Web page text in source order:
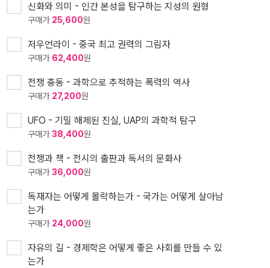
신화와 의미 - 인간 본성을 탐구하는 지성의 원형
구매가 25,600원
저우언라이 - 중국 최고 권력의 그림자
구매가 62,400원
전쟁 충동 - 과학으로 추적하는 폭력의 역사
구매가 27,200원
UFO - 기밀 해제된 진실, UAP의 과학적 탐구
구매가38,400원
전쟁과 책 - 전시의 출판과 독서의 문화사
구매가36,000원
독재자는 어떻게 몰락하는가 - 국가는 어떻게 살아남
는가
구매가 24,000원
자유의 길 - 경제학은 어떻게 좋은 사회를 만들 수 있
는가